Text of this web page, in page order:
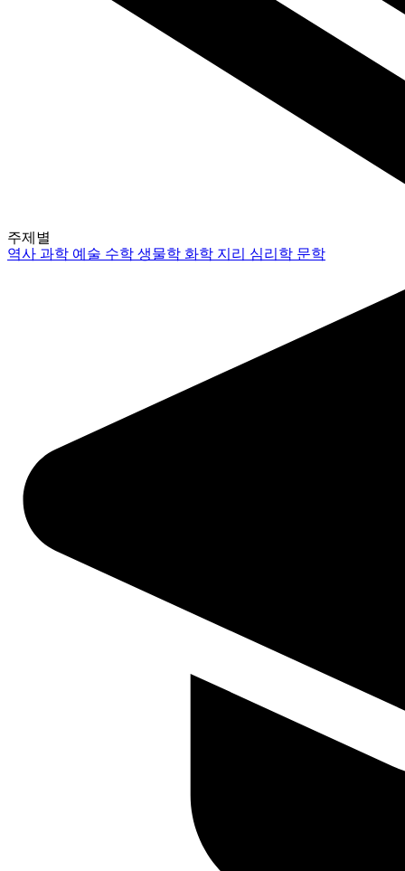
주제별
역사과학 예술 수학생물학 화학 지리 심리학 문학